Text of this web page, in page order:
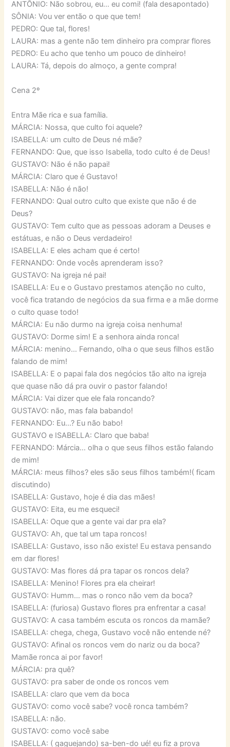
ANTÔNIO: Não sobrou, eu… eu comi! (fala desapontado)
SÔNIA: Vou ver então o que que tem!
PEDRO: Que tal, flores!
LAURA: mas a gente não tem dinheiro pra comprar flores
PEDRO: Eu acho que tenho um pouco de dinheiro!
LAURA: Tá, depois do almoço, a gente compra!
Cena 2º
Entra Mãe rica e sua família.
MÁRCIA: Nossa, que culto foi aquele?
ISABELLA: um culto de Deus né mãe?
FERNANDO: Que, que isso Isabella, todo culto é de Deus!
GUSTAVO: Não é não papai!
MÁRCIA: Claro que é Gustavo!
ISABELLA: Não é não!
FERNANDO: Qual outro culto que existe que não é de
Deus?
GUSTAVO: Tem culto que as pessoas adoram a Deuses e
estátuas, e não o Deus verdadeiro!
ISABELLA: E eles acham que é certo!
FERNANDO: Onde vocês aprenderam isso?
GUSTAVO: Na igreja né pai!
ISABELLA: Eu e o Gustavo prestamos atenção no culto,
você fica tratando de negócios da sua firma e a mãe dorme
o culto quase todo!
MÁRCIA: Eu não durmo na igreja coisa nenhuma!
GUSTAVO: Dorme sim! E a senhora ainda ronca!
MÁRCIA: menino… Fernando, olha o que seus filhos estão
falando de mim!
ISABELLA: E o papai fala dos negócios tão alto na igreja
que quase não dá pra ouvir o pastor falando!
MÁRCIA: Vai dizer que ele fala roncando?
GUSTAVO: não, mas fala babando!
FERNANDO: Eu…? Eu não babo!
GUSTAVO e ISABELLA: Claro que baba!
FERNANDO: Márcia… olha o que seus filhos estão falando
de mim!
MÁRCIA: meus filhos? eles são seus filhos também!( ficam
discutindo)
ISABELLA: Gustavo, hoje é dia das mães!
GUSTAVO: Eita, eu me esqueci!
ISABELLA: Oque que a gente vai dar pra ela?
GUSTAVO: Ah, que tal um tapa roncos!
ISABELLA: Gustavo, isso não existe! Eu estava pensando
em dar flores!
GUSTAVO: Mas flores dá pra tapar os roncos dela?
ISABELLA: Menino! Flores pra ela cheirar!
GUSTAVO: Humm… mas o ronco não vem da boca?
ISABELLA: (furiosa) Gustavo flores pra enfrentar a casa!
GUSTAVO: A casa também escuta os roncos da mamãe?
ISABELLA: chega, chega, Gustavo você não entende né?
GUSTAVO: Afinal os roncos vem do nariz ou da boca?
Mamãe ronca ai por favor!
MÁRCIA: pra quê?
GUSTAVO: pra saber de onde os roncos vem
ISABELLA: claro que vem da boca
GUSTAVO: como você sabe? você ronca também?
ISABELLA: não.
GUSTAVO: como você sabe
ISABELLA: ( gaguejando) sa-ben-do ué! eu fiz a prova